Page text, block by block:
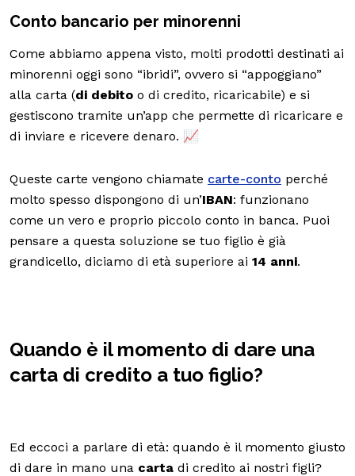
Conto bancario per minorenni
Come abbiamo appena visto, molti prodotti destinati ai
minorenni oggi sono “ibridi”, ovvero si “appoggiano”
alla carta (di debito o di credito, ricaricabile) e si
gestiscono tramite un’app che permette di ricaricare e
di inviare e ricevere denaro. 📈
Queste carte vengono chiamate carte-conto perché
molto spesso dispongono di un’IBAN: funzionano
come un vero e proprio piccolo conto in banca. Puoi
pensare a questa soluzione se tuo figlio è già
grandicello, diciamo di età superiore ai 14 anni.
Quando è il momento di dare una
carta di credito a tuo figlio?
Ed eccoci a parlare di età: quando è il momento giusto
di dare in mano una carta di credito ai nostri figli?